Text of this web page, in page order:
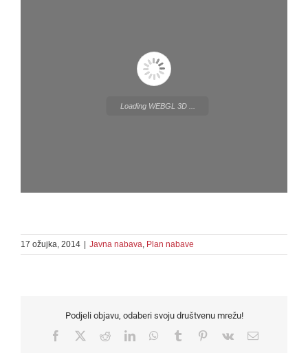
Loading WEBGL 3D ...
17 ožujka, 2014 Javna nabava, Plan nabave
Podjeli objavu, odaberi svoju društvenu mrežu!
Facebook RedditLinkedInWhatsApp
Tumblr Pinterest
Vk Email